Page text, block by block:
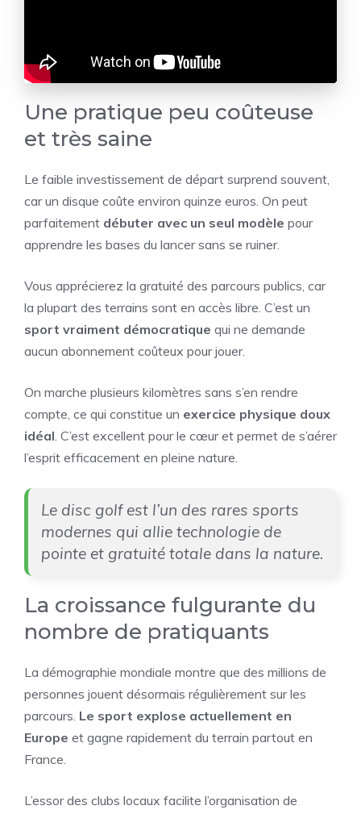
Une pratique peu coûteuse
et très saine
Le faible investissement de départ surprend souvent,
car un disque coûte environ quinze euros. On peut
parfaitement débuter avec un seul modèle pour
apprendre les bases du lancer sans se ruiner.
Vous apprécierez la gratuité des parcours publics, car
la plupart des terrains sont en accès libre. C’est un
sport vraiment démocratique qui ne demande
aucun abonnement coûteux pour jouer.
On marche plusieurs kilomètres sans s’en rendre
compte, ce qui constitue un exercice physique doux
idéal. C’est excellent pour le cœur et permet de s’aérer
l’esprit efficacement en pleine nature.
Le disc golf est l’un des rares sports
modernes qui allie technologie de
pointe et gratuité totale dans la nature.
La croissance fulgurante du
nombre de pratiquants
La démographie mondiale montre que des millions de
personnes jouent désormais régulièrement sur les
parcours. Le sport explose actuellement en
Europe et gagne rapidement du terrain partout en
France.
L’essor des clubs locaux facilite l’organisation de